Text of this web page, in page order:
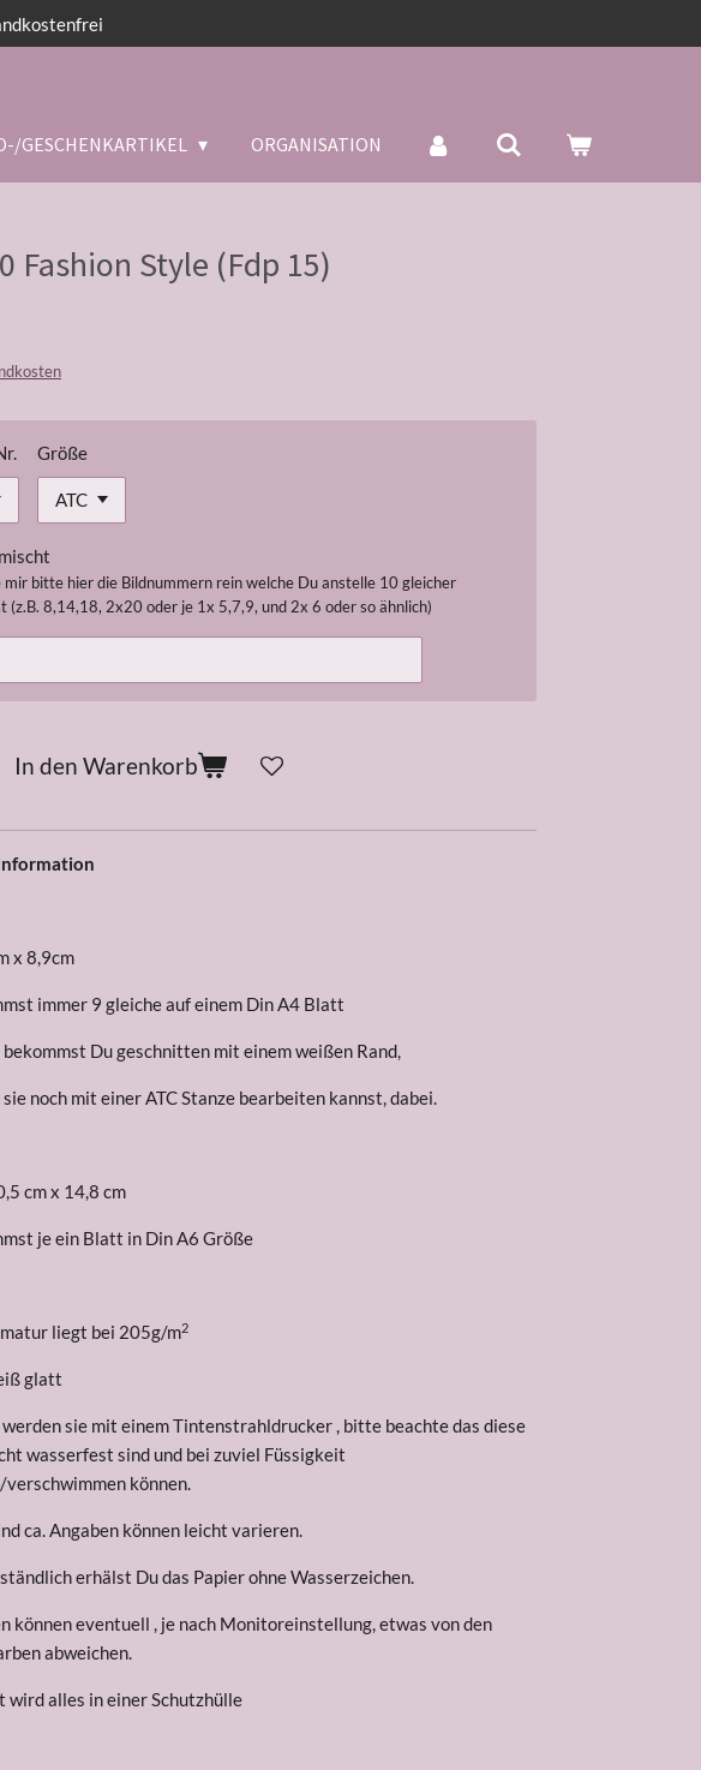
GESCHENKARTIKEL ORGANISATION
Fashion Style (Fdp 15)
Größe
mir bitte hier die Bildnummern rein welche Du anstelle 10 gleicher
(z.B. 8,14,18, 2x20 oder je 1x 5,7,9, und 2x 6 oder so ähnlich)
In den Warenkorb
x 8,9cm
immer 9 gleiche auf einem Din A4 Blatt
bekommst Du geschnitten mit einem weißen Rand,
sie noch mit einer ATC Stanze bearbeiten kannst, dabei.
cm x 14,8 cm
je ein Blatt in Din A6 Größe
liegt bei 205g/m2
glatt
sie mit einem Tintenstrahldrucker , bitte beachte das diese
wasserfest sind und bei zuviel Füssigkeit
können.
ca. Angaben können leicht varieren.
erhälst Du das Papier ohne Wasserzeichen.
können eventuell , je nach Monitoreinstellung, etwas von den
abweichen.
wird alles in einer Schutzhülle